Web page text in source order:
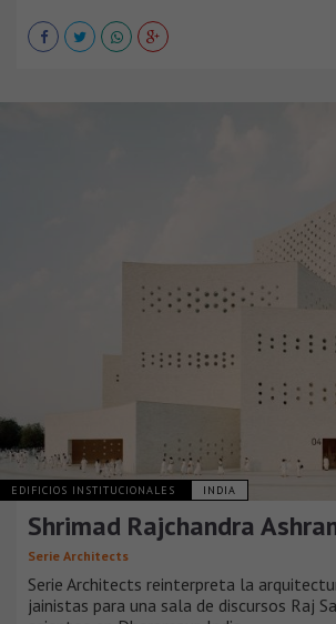
EDIFICIOS INSTITUCIONALES INDIA
Shrimad Rajchandra
Serie Architects
Serie Architects reinterpreta la
jainistas para una sala de discursos Raj